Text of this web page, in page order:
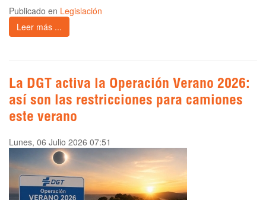
Publicado en Legislación
Leer más ...
La DGT activa la Operación Verano 2026:
así son las restricciones para camiones
este verano
Lunes, 06 Julio 2026 07:51